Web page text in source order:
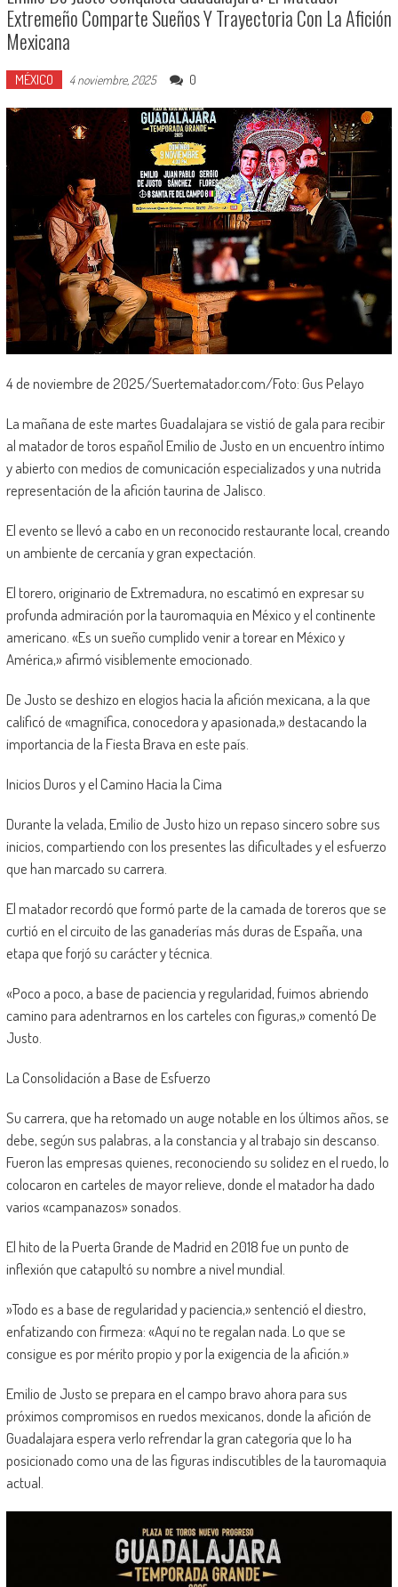
Extremeño Comparte Sueños Y Trayectoria Con La Afición
Mexicana
MÉXICO 4 noviembre, 2025 0
4 de noviembre de 2025/Suertematador.com/Foto: Gus Pelayo
La mañana de este martes Guadalajara se vistió de gala para recibir
al matador de toros español Emilio de Justo en un encuentro íntimo
y abierto con medios de comunicación especializados y una nutrida
representación de la afición taurina de Jalisco.
El evento se llevó a cabo en un reconocido restaurante local, creando
un ambiente de cercanía y gran expectación.
El torero, originario de Extremadura, no escatimó en expresar su
profunda admiración por la tauromaquia en México y el continente
americano. «Es un sueño cumplido venir a torear en México y
América,» afirmó visiblemente emocionado.
De Justo se deshizo en elogios hacia la afición mexicana, a la que
calificó de «magnífica, conocedora y apasionada,» destacando la
importancia de la Fiesta Brava en este país.
Inicios Duros y el Camino Hacia la Cima
Durante la velada, Emilio de Justo hizo un repaso sincero sobre sus
inicios, compartiendo con los presentes las dificultades y el esfuerzo
que han marcado su carrera.
El matador recordó que formó parte de la camada de toreros que se
curtió en el circuito de las ganaderías más duras de España, una
etapa que forjó su carácter y técnica.
«Poco a poco, a base de paciencia y regularidad, fuimos abriendo
camino para adentrarnos en los carteles con figuras,» comentó De
Justo.
La Consolidación a Base de Esfuerzo
Su carrera, que ha retomado un auge notable en los últimos años, se
debe, según sus palabras, a la constancia y al trabajo sin descanso.
Fueron las empresas quienes, reconociendo su solidez en el ruedo, lo
colocaron en carteles de mayor relieve, donde el matador ha dado
varios «campanazos» sonados.
El hito de la Puerta Grande de Madrid en 2018 fue un punto de
inflexión que catapultó su nombre a nivel mundial.
⁠»Todo es a base de regularidad y paciencia,» sentenció el diestro,
enfatizando con firmeza: «Aquí no te regalan nada. Lo que se
consigue es por mérito propio y por la exigencia de la afición.»
Emilio de Justo se prepara en el campo bravo ahora para sus
próximos compromisos en ruedos mexicanos, donde la afición de
Guadalajara espera verlo refrendar la gran categoría que lo ha
posicionado como una de las figuras indiscutibles de la tauromaquia
actual.